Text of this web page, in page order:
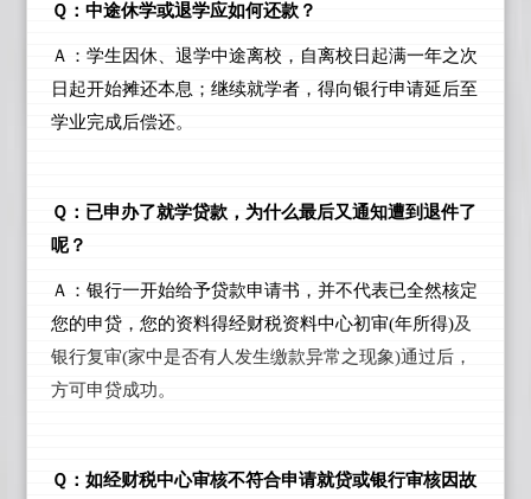
Ｑ：中途休学或退学应如何还款？
Ａ：学生因休、退学中途离校，自离校日起满一年之次
日起开始摊还本息；继续就学者，得向银行申请延后至
学业完成后偿还。
Ｑ：已申办了就学贷款，为什么最后又通知遭到退件了
呢？
Ａ：银行一开始给予贷款申请书，并不代表已全然核定
您的申贷，您的资料得经财税资料中心初审(年所得)及
银行复审(家中是否有人发生缴款异常之现象)通过后，
方可申贷成功。
Ｑ：如经财税中心审核不符合申请就贷或银行审核因故